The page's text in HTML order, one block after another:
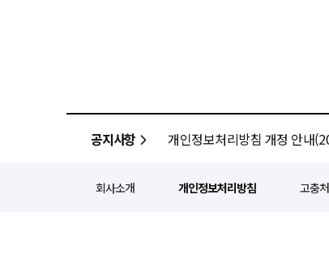
공지사항 개인정보처리방침 개정 안내
회사소개 개인정보처리방침 고충